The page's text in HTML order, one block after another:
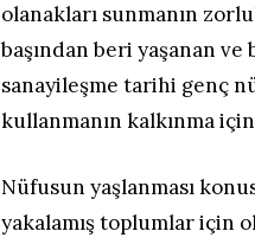
olanakları sunmanın
başından beri yaşanan
sanayileşme tarihi genç
kullanmanın kalkınma
Nüfusun yaşlanması
yakalamış toplumlar için